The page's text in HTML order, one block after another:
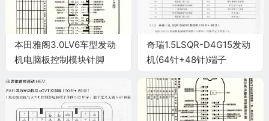
本田雅阁3.0LV6车型发动
机电脑板控制模块针脚
奇瑞1.5LSQR-D4G15发动
机(64针+48针)端子